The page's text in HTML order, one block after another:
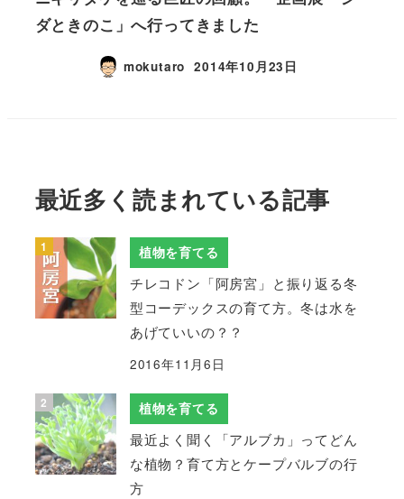
ダときのこ」へ行ってきました
mokutaro 2014年10月23日
最近多く読まれている記事
植物を育てる
チレコドン「阿房宮」と振り返る冬
型コーデックスの育て方。冬は水を
あげていいの？？
2016年11月6日
植物を育てる
最近よく聞く「アルブカ」ってどん
な植物？育て方とケープバルブの行
方